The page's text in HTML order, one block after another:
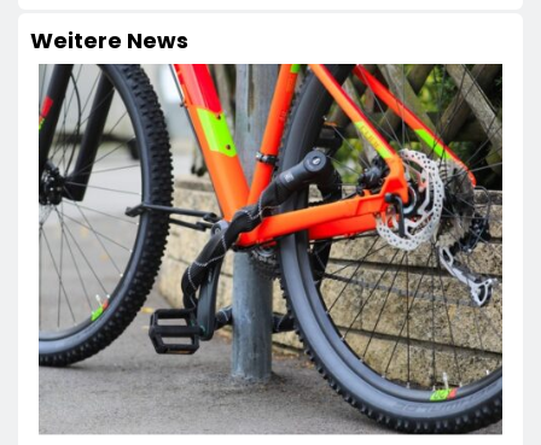
Weitere News